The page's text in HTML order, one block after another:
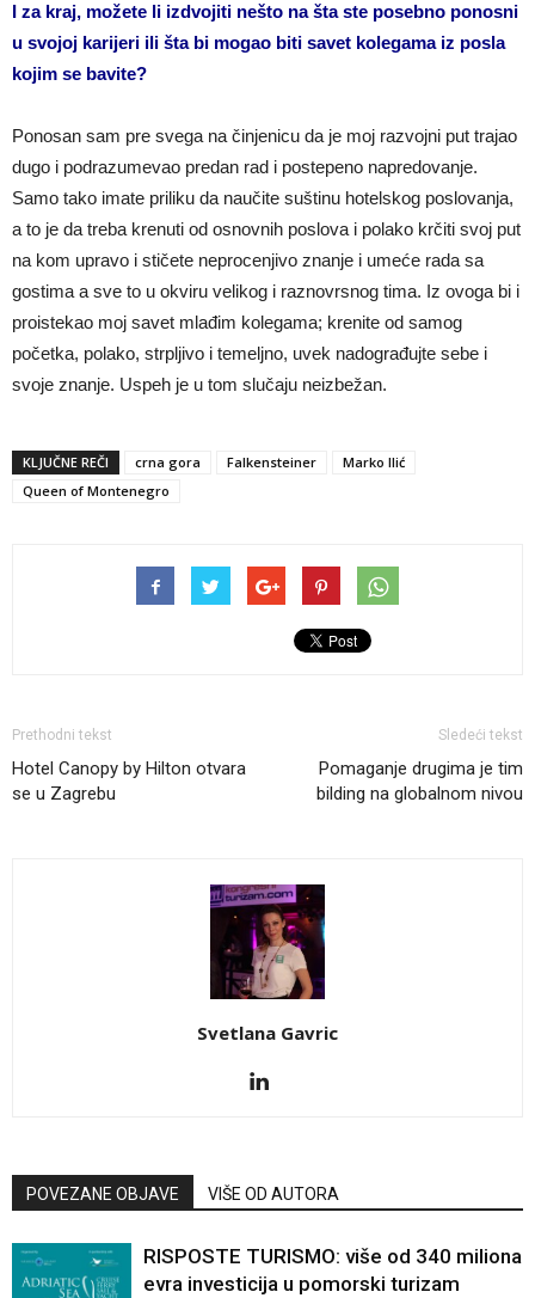
I za kraj, možete li izdvojiti nešto na šta ste posebno ponosni
u svojoj karijeri ili šta bi mogao biti savet kolegama iz posla
kojim se bavite?
Ponosan sam pre svega na činjenicu da je moj razvojni put trajao
dugo i podrazumevao predan rad i postepeno napredovanje.
Samo tako imate priliku da naučite suštinu hotelskog poslovanja,
a to je da treba krenuti od osnovnih poslova i polako krčiti svoj put
na kom upravo i stičete neprocenjivo znanje i umeće rada sa
gostima a sve to u okviru velikog i raznovrsnog tima. Iz ovoga bi i
proistekao moj savet mlađim kolegama; krenite od samog
početka, polako, strpljivo i temeljno, uvek nadograđujte sebe i
svoje znanje. Uspeh je u tom slučaju neizbežan.
KLJUČNE REČI crna gora Falkensteiner
Marko Ilić
Queen of Montenegro
Prethodni tekst
Hotel Canopy by Hilton otvara
se u Zagrebu
Sledeći tekst
Pomaganje drugima je tim
bilding na globalnom nivou
Svetlana Gavric
POVEZANE OBJAVE VIŠE OD AUTORA
RISPOSTE TURISMO: više od 340 miliona
evra investicija u pomorski turizam